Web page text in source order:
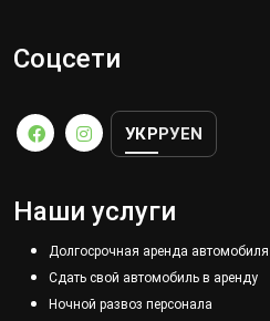
Соцсети
УКР РУEN
Наши услуги
Долгосрочная аренда автомобиля
Сдать свой автомобиль в аренду
Ночной развоз персонала